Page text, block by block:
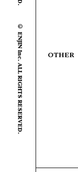
© ENJIN Inc. ALL RIGHTS RESERVED.
OTHER